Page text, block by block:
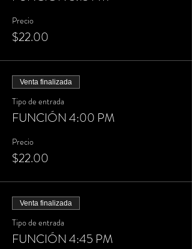
Precio
$22.00
Venta finalizada
Tipo de entrada
FUNCIÓN 4:00 PM
Precio
$22.00
Venta finalizada
Tipo de entrada
FUNCIÓN 4:45 PM